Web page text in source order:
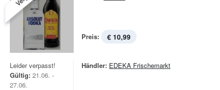
Preis: € 10,99
Leider verpasst!
Gültig: 21.06. -
27.06.
Händler: EDEKA Frischemarkt